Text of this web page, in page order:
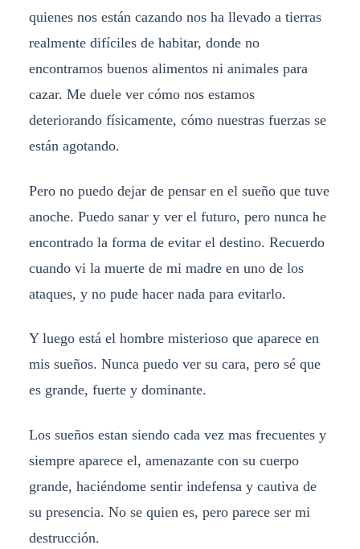
quienes nos están cazando nos ha llevado a tierras
realmente difíciles de habitar, donde no
encontramos buenos alimentos ni animales para
cazar. Me duele ver cómo nos estamos
deteriorando físicamente, cómo nuestras fuerzas se
están agotando.
Pero no puedo dejar de pensar en el sueño que tuve
anoche. Puedo sanar y ver el futuro, pero nunca he
encontrado la forma de evitar el destino. Recuerdo
cuando vi la muerte de mi madre en uno de los
ataques, y no pude hacer nada para evitarlo.
Y luego está el hombre misterioso que aparece en
mis sueños. Nunca puedo ver su cara, pero sé que
es grande, fuerte y dominante.
Los sueños estan siendo cada vez mas frecuentes y
siempre aparece el, amenazante con su cuerpo
grande, haciéndome sentir indefensa y cautiva de
su presencia. No se quien es, pero parece ser mi
destrucción.